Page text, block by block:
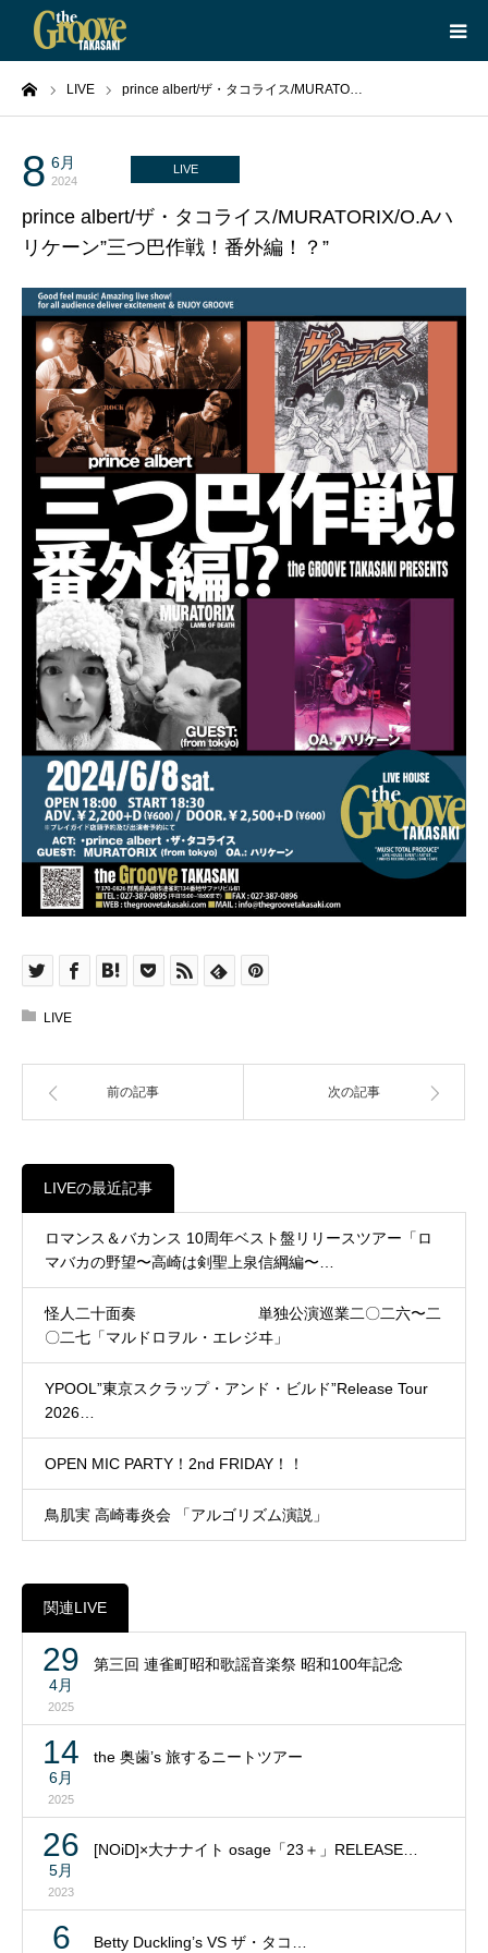
LIVE prince albert/ザ・タコライス/MURATO…
8 6月
2024
LIVE
prince albert/ザ・タコライス/MURATORIX/O.Aハ
リケーン”三つ巴作戦！番外編！？”
LIVE
前の記事 次の記事
LIVEの最近記事
ロマンス＆バカンス 10周年ベスト盤リリースツアー「ロ
マバカの野望〜高崎は剣聖上泉信綱編〜…
怪人二十面奏 単独公演巡業二〇二六〜二
〇二七「マルドロヲル・エレジヰ」
YPOOL”東京スクラップ・アンド・ビルド”Release Tour
2026…
OPEN MIC PARTY！2nd FRIDAY！！
鳥肌実 高崎毒炎会 「アルゴリズム演説」
関連LIVE
29
4月
2025
第三回 連雀町昭和歌謡音楽祭 昭和100年記念
14
6月
2025
the 奥歯’s 旅するニートツアー
26
5月
2023
[NOiD]×大ナナイト osage「23＋」RELEASE…
6 Betty Duckling’s VS ザ・タコ…
HOME
LIVE
EQUIPMENT
ABOUT
CONTACT